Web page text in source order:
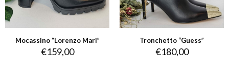
Mocassino “Lorenzo Mari”
€159,00
Tronchetto “Guess”
€180,00